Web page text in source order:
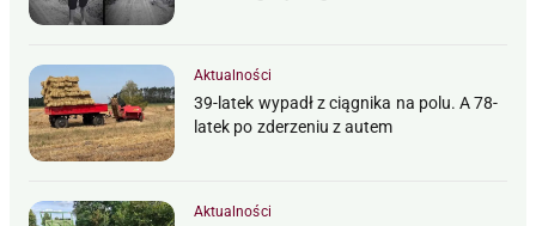
Aktualności
39-latek wypadł z ciągnika na polu. A 78-
latek po zderzeniu z autem
Aktualności